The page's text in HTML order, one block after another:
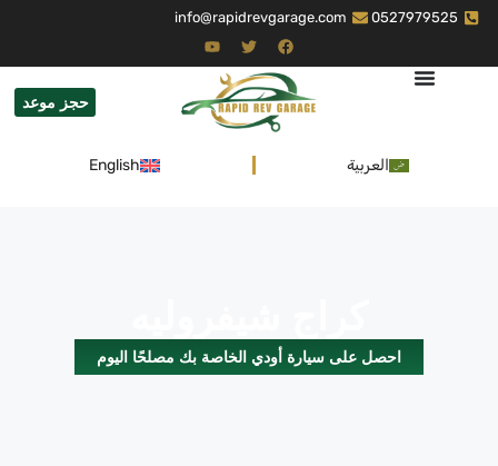
0527979525
info@rapidrevgarage.com
حجز موعد
العربية English
احصل على سيارة أودي الخاصة بك مصلحًا اليوم